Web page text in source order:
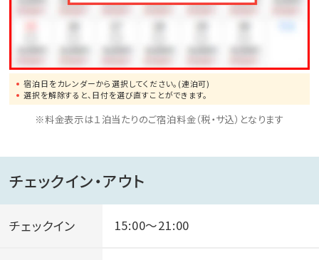
宿泊日をカレンダーから選択してください。(連泊可)
選択を解除すると、日付を選び直すことができます。
※料金表示は１泊当たりのご宿泊料金（税・サ込）となります
チェックイン・アウト
チェックイン 15:00～21:00